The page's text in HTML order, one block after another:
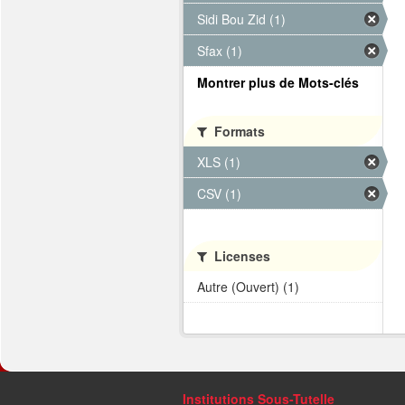
Sidi Bou Zid (1)
Sfax (1)
Montrer plus de Mots-clés
Formats
XLS (1)
CSV (1)
Licenses
Autre (Ouvert) (1)
Institutions Sous-Tutelle